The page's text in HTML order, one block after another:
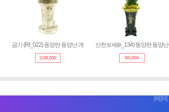
금기 (RI_022) 동양란 동양난 개
\138,000
산천보세(e_134) 동양란 동양난
\90,000